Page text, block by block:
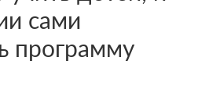
сами
программу